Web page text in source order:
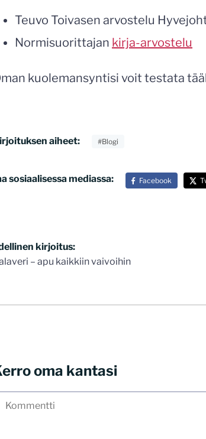
Teuvo Toivasen arvostelu
Normisuorittajan kirja-arvostelu
kuolemansyntisi voit testata
aiheet: #Blogi
sosiaalisessa mediassa: Facebook
kirjoitus:
– apu kaikkiin vaivoihin
oma kantasi
myös kunnollisen meiliosoitteen. Minua ja
hyvät tavat. Karsin jo etukäteen kaikki